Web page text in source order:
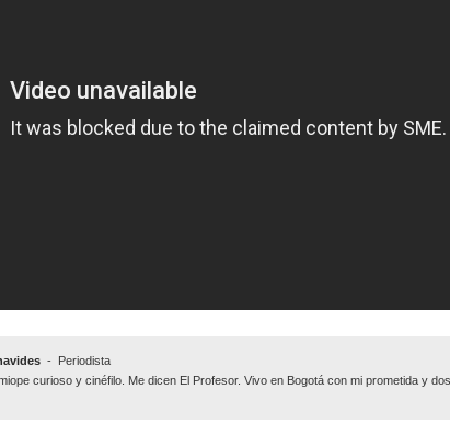
- Periodista
curioso y cinéfilo. Me dicen El Profesor. Vivo en Bogotá con mi prometida y